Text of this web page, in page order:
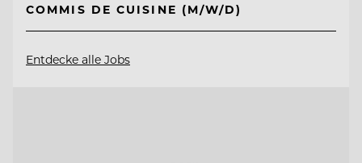
COMMIS DE CUISINE (M/W/D)
Entdecke alle Jobs